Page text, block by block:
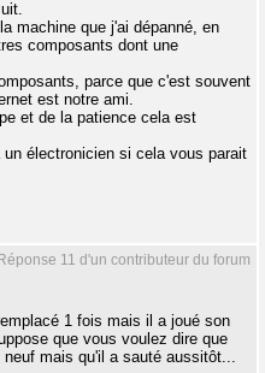
machine que j'ai dépanné, en
composants dont une
parce que c'est souvent
est notre ami.
et de la patience cela est
électronicien si cela vous parait
Réponse 11 d'un contributeur du forum
1 fois mais il a joué son
que vous voulez dire que
mais qu'il a sauté aussitôt...